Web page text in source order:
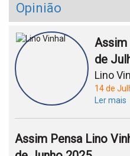
Opinião
Assim
de
Lino
14 de
Ler mais
Assim Pensa Lino